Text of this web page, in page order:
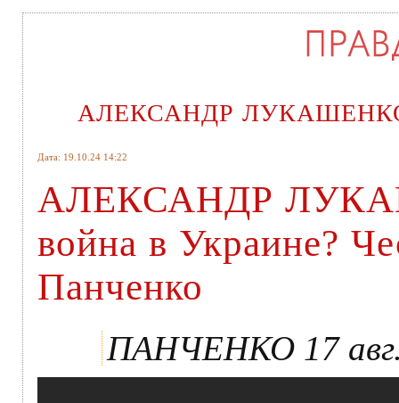
АЛЕКСАНДР ЛУКАШЕНКО.
Дата: 19.10.24 14:22
АЛЕКСАНДР
война в Украине?
Панченко
ПАНЧЕНКО 17 авг.